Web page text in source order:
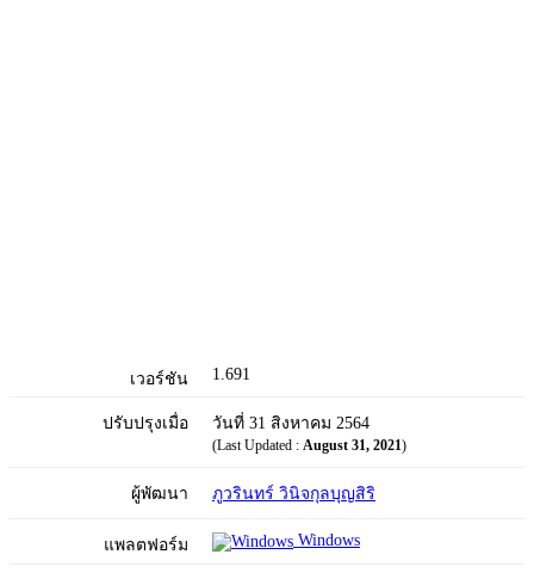
เวอร์ชัน 1.691
ปรับปรุงเมื่อ วันที่ 31 สิงหาคม 2564
(Last Updated : August 31, 2021)
ผู้พัฒนา ภูวรินทร์ วินิจกุลบุญสิริ
แพลตฟอร์ม Windows